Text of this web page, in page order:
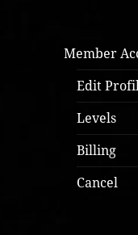
Member
Edit
Levels
Billing
Cancel